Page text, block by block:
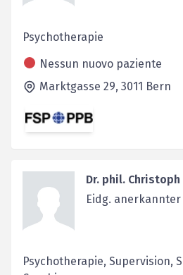
Psychotherapie
Nessun nuovo paziente
Marktgasse 29, 3011 Bern
Dr. phil.
Eidg.
Psychotherapie, Supervision,